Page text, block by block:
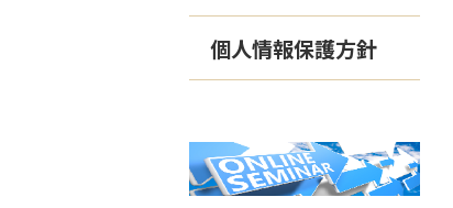
個人情報保護方針